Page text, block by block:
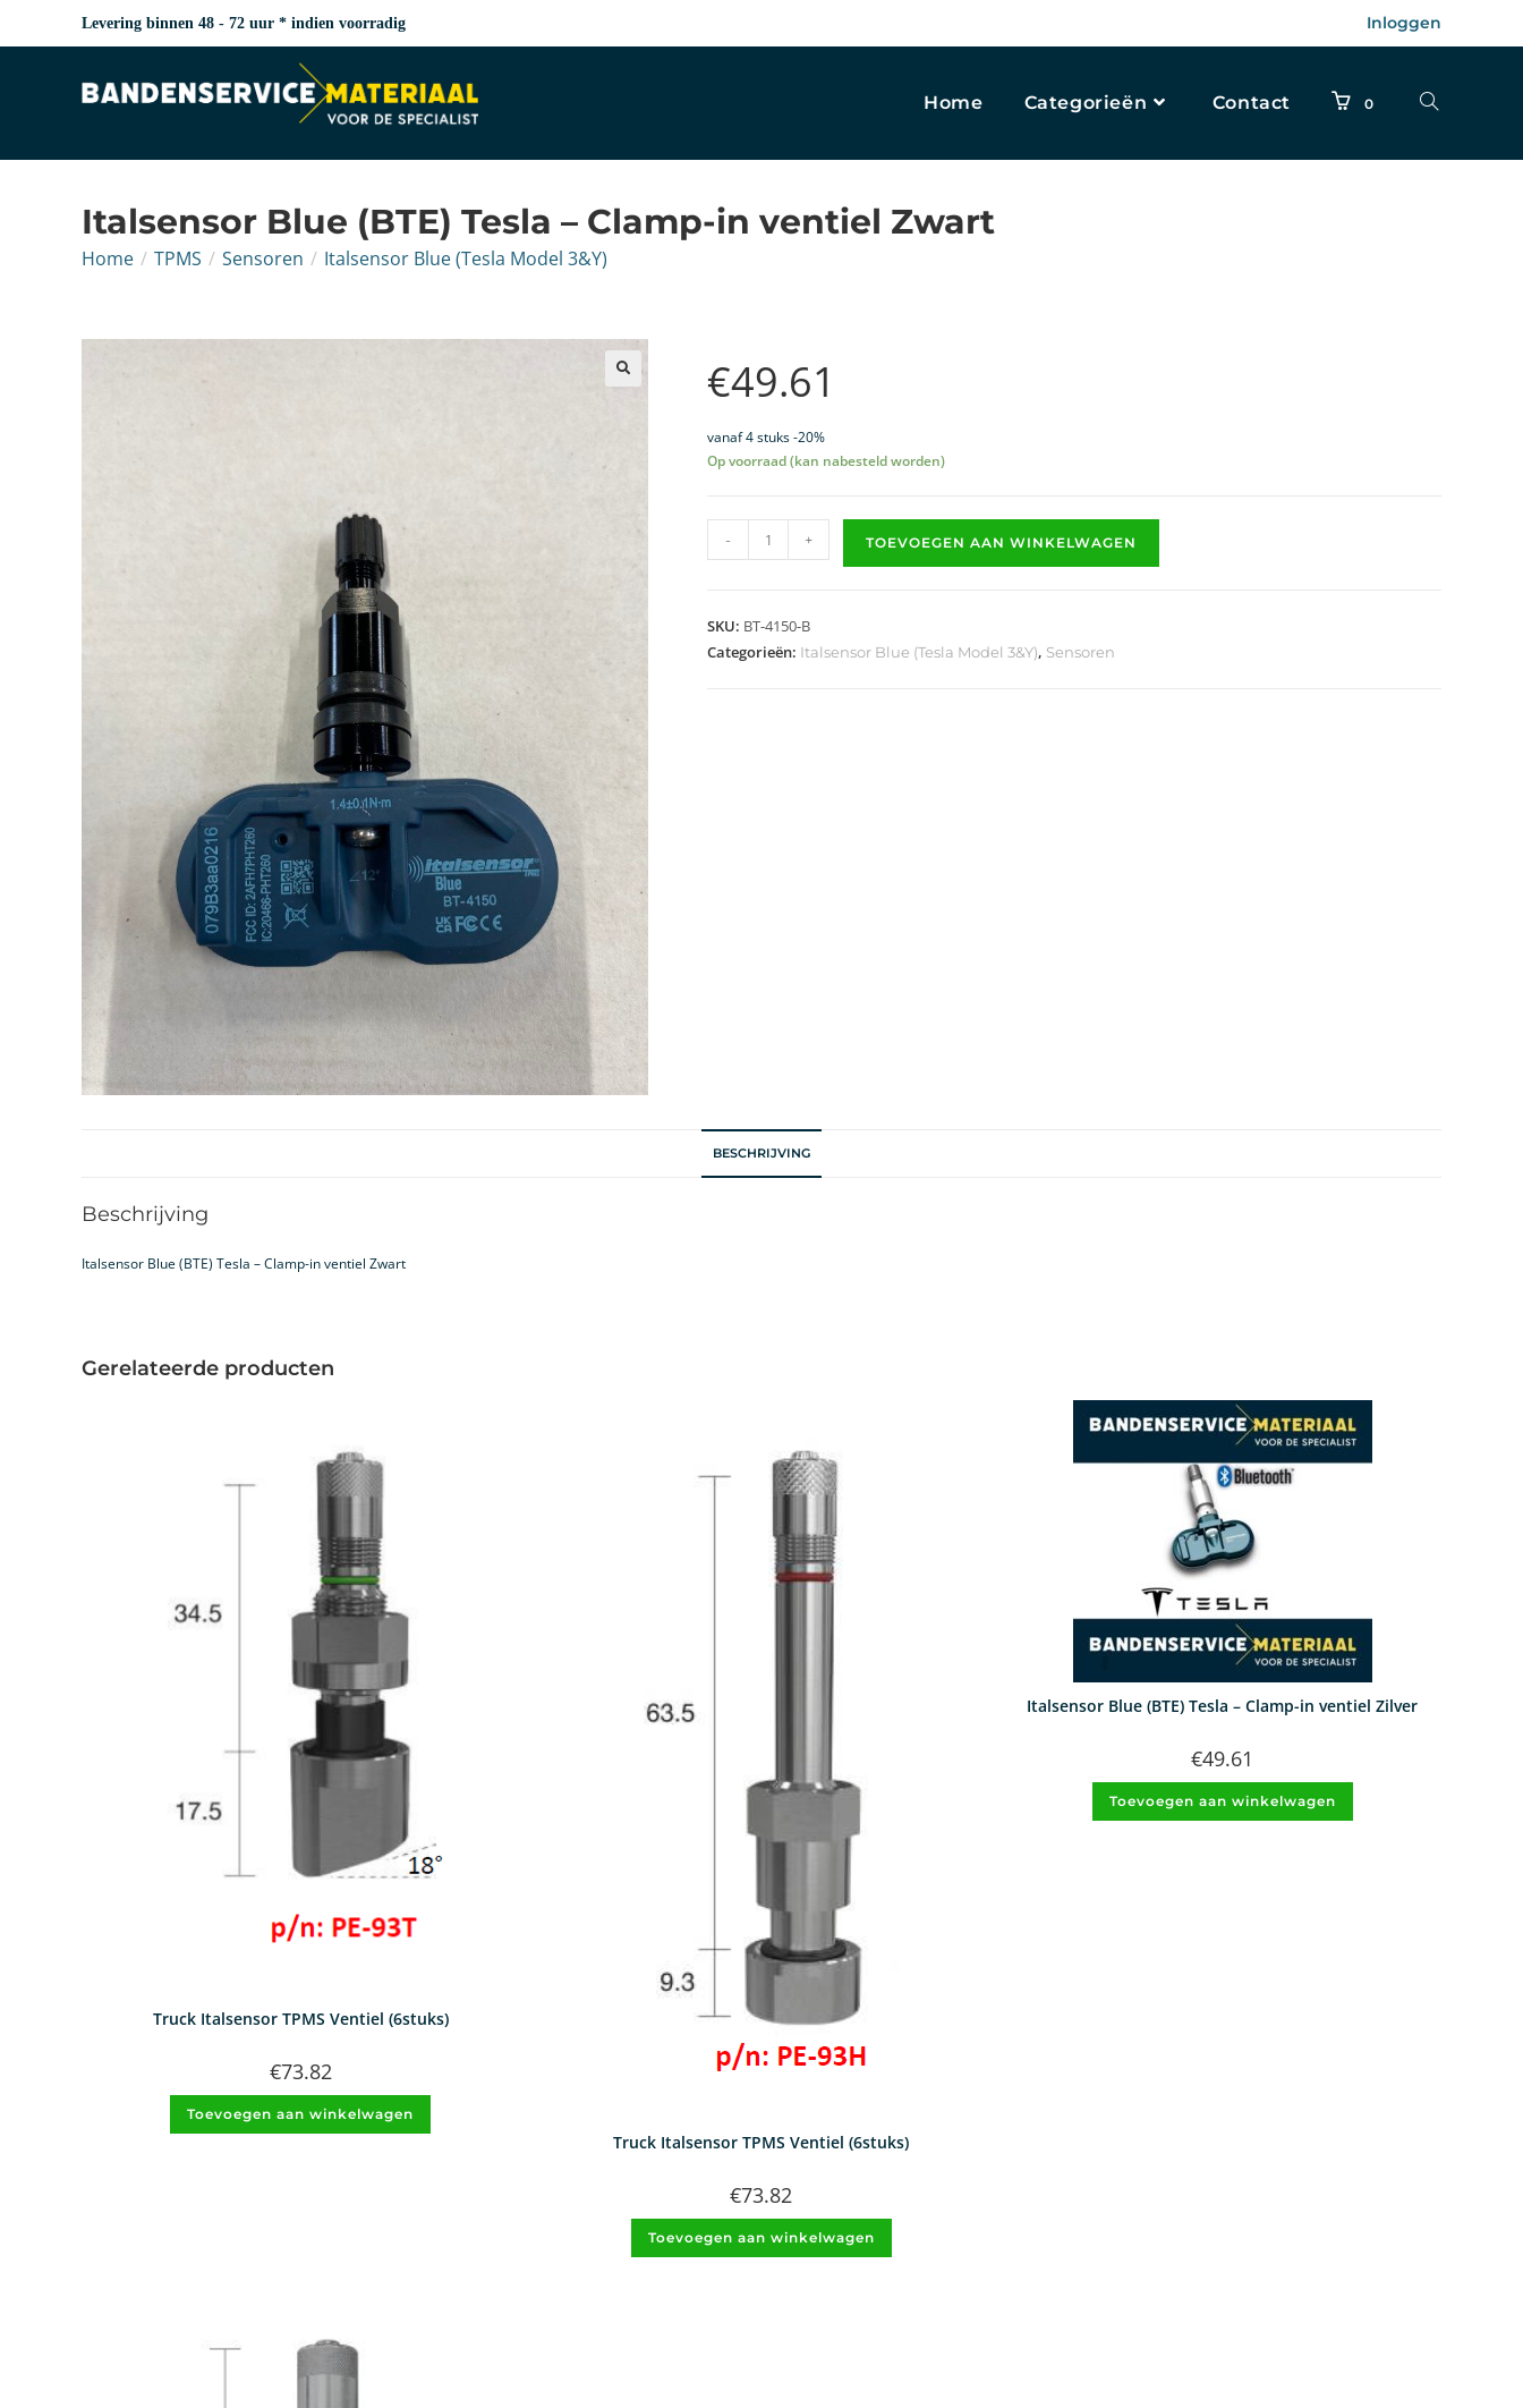
Levering binnen 48 - 72 uur * indien voorradig Inloggen
Home Categorieën Contact 0
Italsensor Blue (BTE) Tesla – Clamp-in ventiel Zwart
Home / TPMS / Sensoren / Italsensor Blue (Tesla Model 3&Y)
€49.61
vanaf 4 stuks -20%
Op voorraad (kan nabesteld worden)
- + TOEVOEGEN AAN WINKELWAGEN
SKU: BT-4150-B
Categorieën: Italsensor Blue (Tesla Model 3&Y), Sensoren
BESCHRIJVING
Beschrijving
Italsensor Blue (BTE) Tesla – Clamp-in ventiel Zwart
Gerelateerde producten
Truck Italsensor TPMS Ventiel (6stuks)
€73.82
Toevoegen aan winkelwagen
Truck Italsensor TPMS Ventiel (6stuks)
€73.82
Toevoegen aan winkelwagen
Italsensor Blue (BTE) Tesla – Clamp-in ventiel Zilver
€49.61
Toevoegen aan winkelwagen